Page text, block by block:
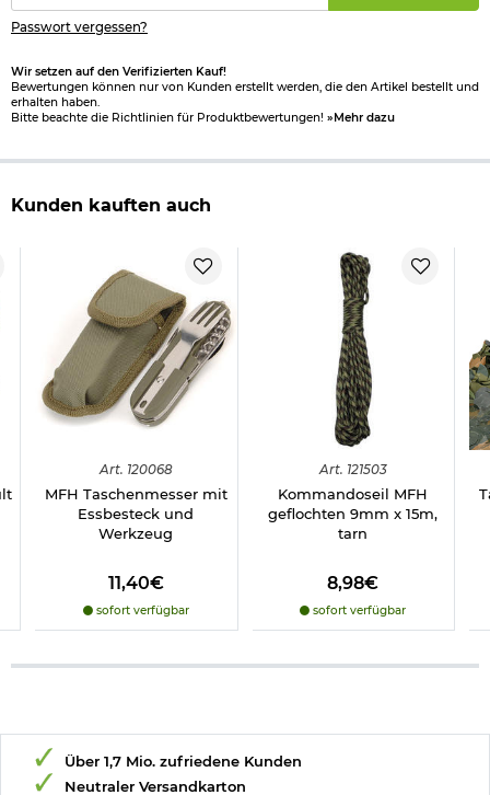
Passwort vergessen?
Wir setzen auf den Verifizierten Kauf!
Bewertungen können nur von Kunden erstellt werden, die den Artikel bestellt und
erhalten haben.
Bitte beachte die Richtlinien für Produktbewertungen! »Mehr dazu
Kunden kauften auch
Art. 120068
MFH Taschenmesser mit
Essbesteck und
Werkzeug
11,40€
sofort verfügbar
Art. 121503
Kommandoseil MFH
geflochten 9mm x 15m,
tarn
8,98€
sofort verfügbar
Über 1,7 Mio. zufriedene Kunden
Neutraler Versandkarton